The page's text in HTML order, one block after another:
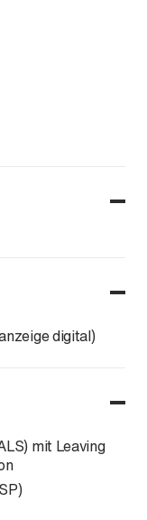
digital)
mit Leaving